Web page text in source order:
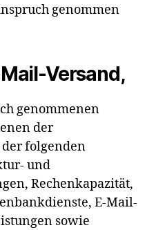
genommen
Versand,
genommenen
der
folgenden
und
Rechenkapazität,
E-Mail-
sowie